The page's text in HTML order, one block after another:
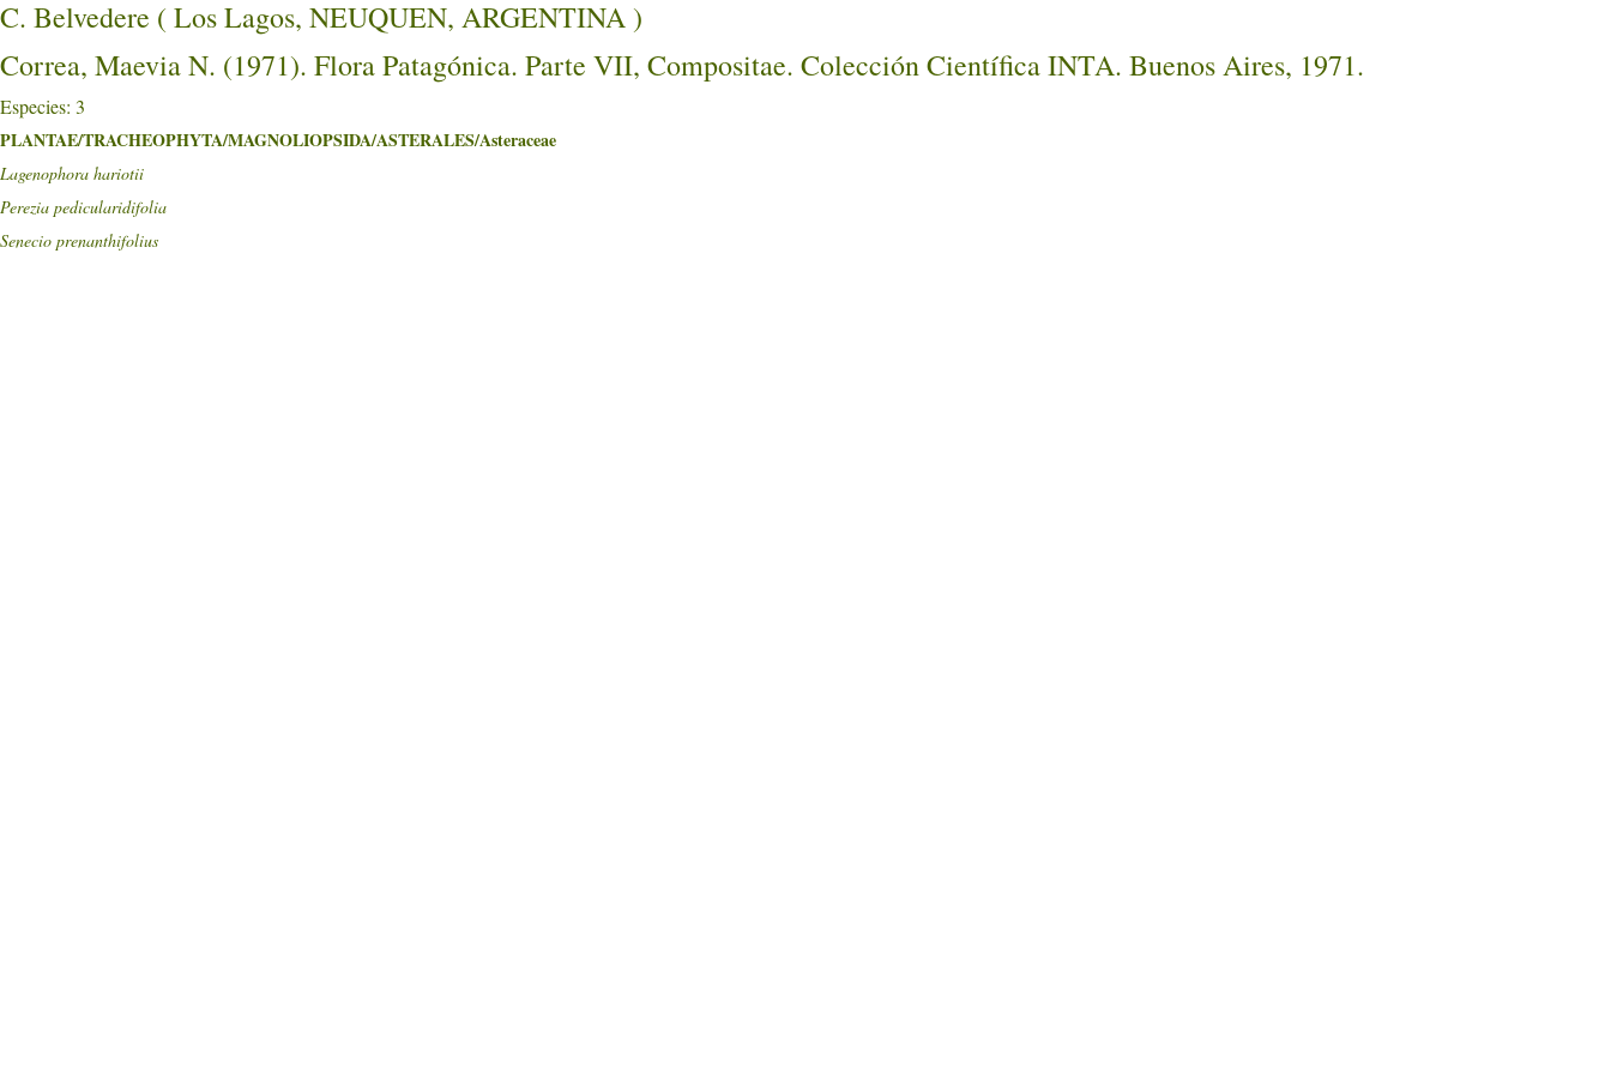
C. Belvedere ( Los Lagos, NEUQUEN, ARGENTINA )
Correa, Maevia N. (1971). Flora Patagónica. Parte VII, Compositae. Colección Científica INTA. Buenos Aires, 1971.
Especies: 3
PLANTAE/TRACHEOPHYTA/MAGNOLIOPSIDA/ASTERALES/Asteraceae
Lagenophora hariotii
Perezia pedicularidifolia
Senecio prenanthifolius